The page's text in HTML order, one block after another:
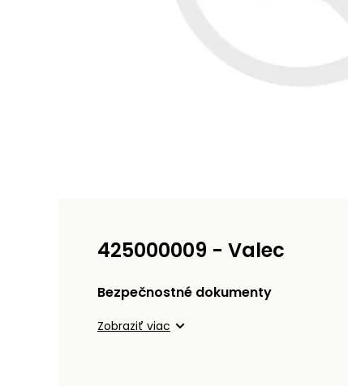
425000009 - Valec
Bezpečnostné dokumenty
Zobraziť viac